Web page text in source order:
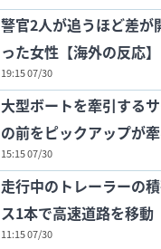
警官2人が追うほど差が
った女性【海外の反応】
19:15 07/30
大型ボートを牽引する
の前をピックアップが
15:15 07/30
走行中のトレーラーの
ス1本で高速道路を移動
11:15 07/30